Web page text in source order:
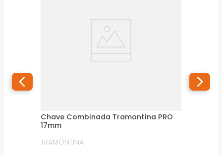
Chave Combinada Tramontina PRO
17mm
TRAMONTINA